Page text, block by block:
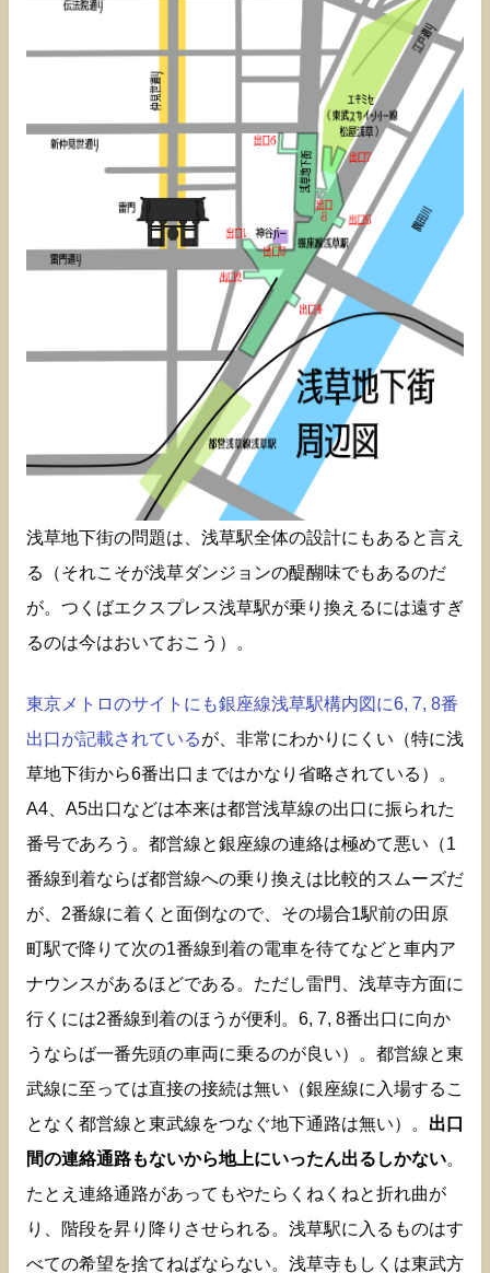
浅草地下街の問題は、浅草駅全体の設計にもあると言え
る（それこそが浅草ダンジョンの醍醐味でもあるのだ
が。つくばエクスプレス浅草駅が乗り換えるには遠すぎ
るのは今はおいておこう）。
東京メトロのサイトにも銀座線浅草駅構内図に6, 7, 8番
出口が記載されているが、非常にわかりにくい（特に浅
草地下街から6番出口まではかなり省略されている）。
A4、A5出口などは本来は都営浅草線の出口に振られた
番号であろう。都営線と銀座線の連絡は極めて悪い（1
番線到着ならば都営線への乗り換えは比較的スムーズだ
が、2番線に着くと面倒なので、その場合1駅前の田原
町駅で降りて次の1番線到着の電車を待てなどと車内ア
ナウンスがあるほどである。ただし雷門、浅草寺方面に
行くには2番線到着のほうが便利。6, 7, 8番出口に向か
うならば一番先頭の車両に乗るのが良い）。都営線と東
武線に至っては直接の接続は無い（銀座線に入場するこ
となく都営線と東武線をつなぐ地下通路は無い）。 出口
間の連絡通路もないから地上にいったん出るしかない。
たとえ連絡通路があってもやたらくねくねと折れ曲が
り、階段を昇り降りさせられる。浅草駅に入るものはす
べての希望を捨てねばならない。浅草寺もしくは東武方